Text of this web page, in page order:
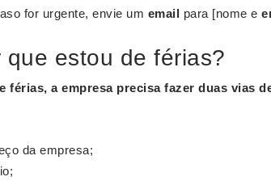
for urgente, envie um email para [nome e
que estou de férias?
férias, a empresa precisa fazer duas vias
da empresa;